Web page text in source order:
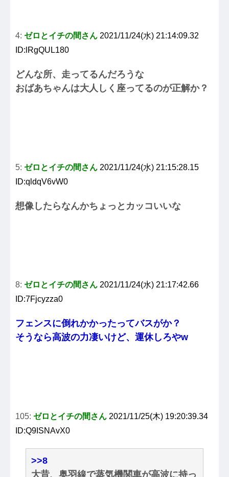
4: ゼロとイチの間さん 2021/11/24(水) 21:14:09.32
ID:lRgQUL180
どんな所、走ってるんだろうな
おばあちゃんは大人しく座ってるのが正解か？
5: ゼロとイチの間さん 2021/11/24(水) 21:15:28.15
ID:qldqV6vW0
想像したらなんかちょっとカッコいいな
8: ゼロとイチの間さん 2021/11/24(水) 21:17:42.66
ID:7Fjcyzza0
フェンスに倒れかかったってバスがか？
そうなら高波の力凄いけど、運休しろやw
105: ゼロとイチの間さん 2021/11/25(木) 19:20:39.34
ID:Q9ISNAvX0
>>8
大昔、奥羽線で蒸気機関車が高波に持っ